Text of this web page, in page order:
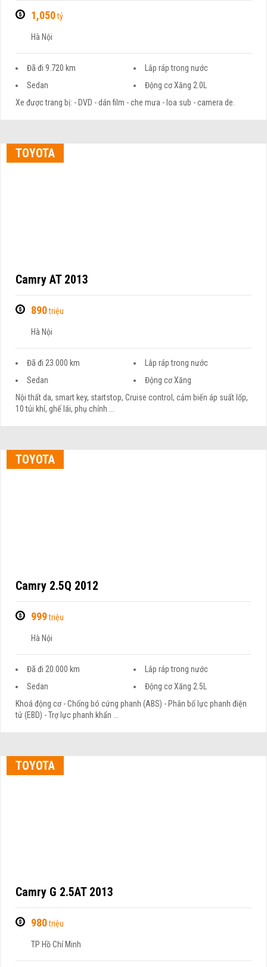
1,050tỷ
Hà Nội
Đã đi 9.720 km
Lắp ráp trong nước
Sedan
Động cơ Xăng 2.0L
Xe được trang bị: - DVD - dán film - che mưa - loa sub - camera de.
TOYOTA
Camry AT 2013
890triệu
Hà Nội
Đã đi 23.000 km
Lắp ráp trong nước
Sedan
Động cơ Xăng
Nội thất da, smart key, startstop, Cruise control, cảm biến áp suất lốp,
10 túi khí, ghế lái, phụ chỉnh ...
TOYOTA
Camry 2.5Q 2012
999triệu
Hà Nội
Đã đi 20.000 km
Lắp ráp trong nước
Sedan
Động cơ Xăng 2.5L
Khoá động cơ - Chống bó cứng phanh (ABS) - Phân bố lực phanh điện
tử (EBD) - Trợ lực phanh khẩn ...
TOYOTA
Camry G 2.5AT 2013
980triệu
TP Hồ Chí Minh